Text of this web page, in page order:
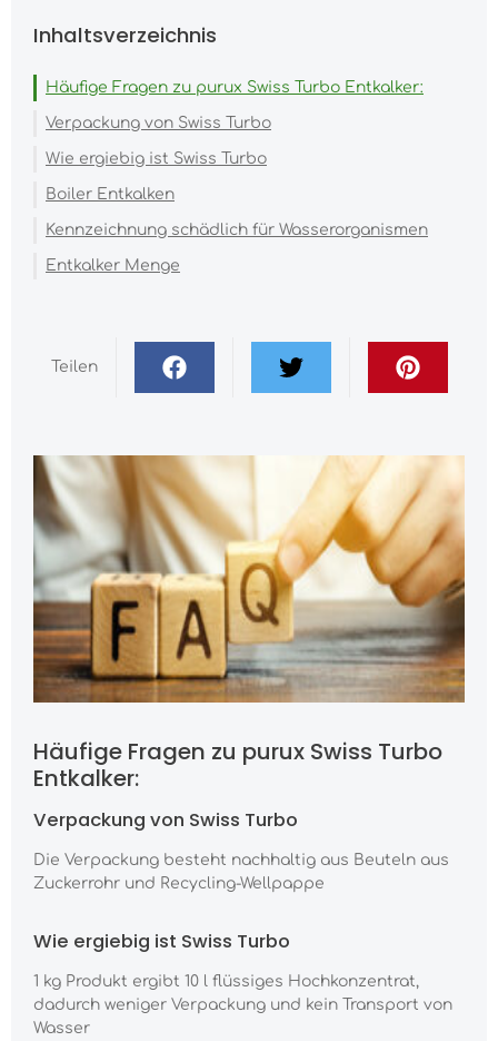
Inhaltsverzeichnis
Häufige Fragen zu purux Swiss Turbo Entkalker:
Verpackung von Swiss Turbo
Wie ergiebig ist Swiss Turbo
Boiler Entkalken
Kennzeichnung schädlich für Wasserorganismen
Entkalker Menge
Teilen
Häufige Fragen zu purux Swiss Turbo
Entkalker:
Verpackung von Swiss Turbo
Die Verpackung besteht nachhaltig aus Beuteln aus
Zuckerrohr und Recycling-Wellpappe
Wie ergiebig ist Swiss Turbo
1 kg Produkt ergibt 10 l flüssiges Hochkonzentrat,
dadurch weniger Verpackung und kein Transport von
Wasser